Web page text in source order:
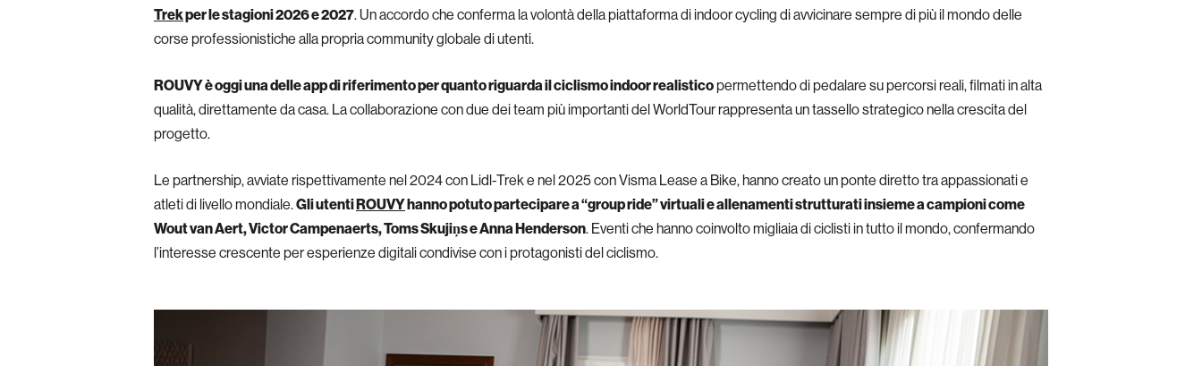
Trekper le stagioni 2026 e 2027. Un accordo che conferma la volontà della piattaforma di indoor cycling di avvicinare sempre di più il mondo delle
corse professionistiche alla propria community globale di utenti.
ROUVY è oggi una delle app di riferimento per quanto riguarda il ciclismo indoor realisticopermettendo di pedalare su percorsi reali, filmati in alta
qualità, direttamente da casa. La collaborazione con due dei team più importanti del WorldTour rappresenta un tassello strategico nella crescita del
progetto.
Le partnership, avviate rispettivamente nel 2024 con Lidl-Trek e nel 2025 con Visma Lease a Bike, hanno creato un ponte diretto tra appassionati e
atleti di livello mondiale.Gli utentiROUVYhanno potuto partecipare a “group ride” virtuali e allenamenti strutturati insieme a campioni come
Wout van Aert, Victor Campenaerts, Toms Skujiņs e Anna Henderson. Eventi che hanno coinvolto migliaia di ciclisti in tutto il mondo, confermando
l’interesse crescente per esperienze digitali condivise con i protagonisti del ciclismo.